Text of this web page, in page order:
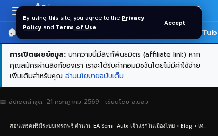
By using this site, you agree to the Privacy
Policy and Terms of Use.
Accept
Resizer
Aa
🏠 หน้าแรก ราคาทอง SPDR 🎬
การเปิดเผยข้อมูล: บทความนี้มีลิงก์พันธมิตร (affiliate link) หาก
คุณสมัครผ่านลิงก์ของเรา เราจะได้รับค่าคอมมิชชันโดยไม่มีค่าใช้จ่าย
เพิ่มเติมสำหรับคุณ อ่านนโยบายฉบับเต็ม
📅 อัปเดตล่าสุด: 21 กรกฎาคม 2569 · เขียนโดย อ.บอม
สอนเทรดฟรีมีระบบเทรดฟรี ตำนาน EA Semi-Auto เจ้าแรกในเมืองไทย > Blog > เทคนิคการเทรด